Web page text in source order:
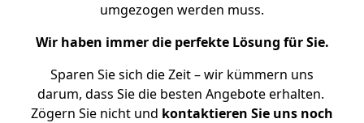
umgezogen werden muss.
Wir haben immer die perfekte Lösung für Sie.
Sparen Sie sich die Zeit – wir kümmern uns
darum, dass Sie die besten Angebote erhalten.
Zögern Sie nicht und kontaktieren Sie uns noch